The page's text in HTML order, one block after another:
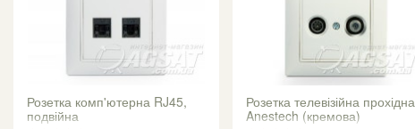
Розетка комп'ютерна RJ45,
подвійна
Розетка телевізійна прохідна
Anestech (кремова)